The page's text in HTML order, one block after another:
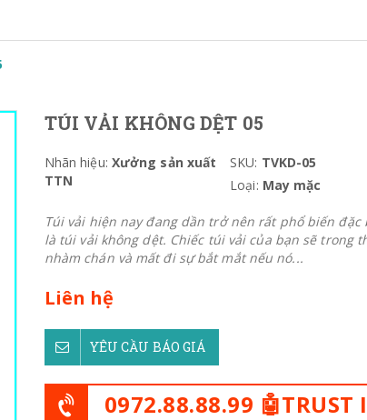
TÚI VẢI KHÔNG DỆT 05
Nhãn hiệu: Xưởng sản xuất
TTN
SKU: TVKD-05
Loại: May mặc
Túi vải hiện nay đang dần trở nên rất phổ biến đặc
là túi vải không dệt. Chiếc túi vải của bạn sẽ trong
nhàm chán và mất đi sự bắt mắt nếu nó...
Liên hệ
YÊU CẦU BÁO GIÁ
0972.88.88.99 🤖TRUST